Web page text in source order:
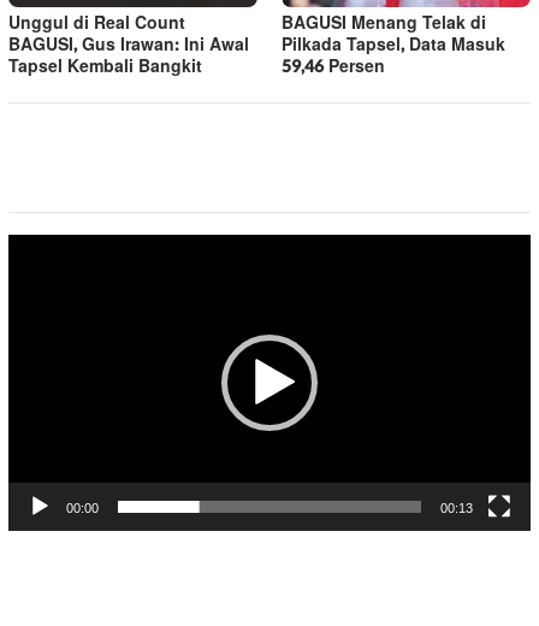
Unggul di Real Count
BAGUSI, Gus Irawan: Ini Awal
Tapsel Kembali Bangkit
BAGUSI Menang Telak di
Pilkada Tapsel, Data Masuk
59,46 Persen
00:00 00:13